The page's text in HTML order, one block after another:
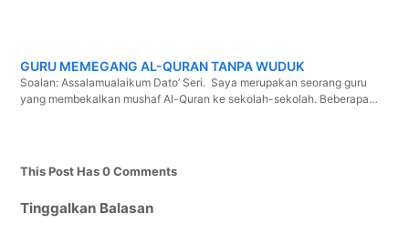
GURU MEMEGANG AL-QURAN TANPA WUDUK
Soalan: Assalamualaikum Dato’ Seri. Saya merupakan seorang guru
yang membekalkan mushaf Al-Quran ke sekolah-sekolah. Beberapa…
This Post Has 0 Comments
Tinggalkan Balasan